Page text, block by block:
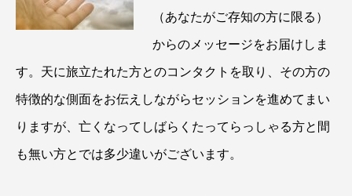
（あなたがご存知の方に限る）
からのメッセージをお届けしま
す。天に旅立たれた方とのコンタクトを取り、その方の
特徴的な側面をお伝えしながらセッションを進めてまい
りますが、亡くなってしばらくたってらっしゃる方と間
も無い方とでは多少違いがございます。